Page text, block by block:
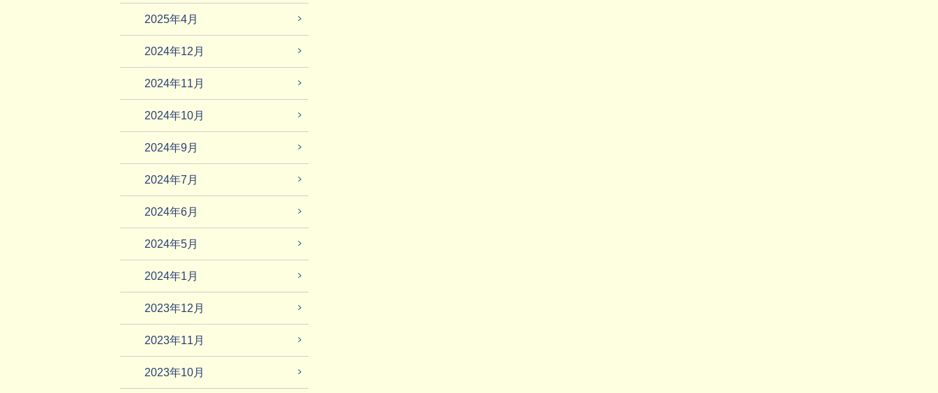
2025年4月
2024年12月
2024年11月
2024年10月
2024年9月
2024年7月
2024年6月
2024年5月
2024年1月
2023年12月
2023年11月
2023年10月